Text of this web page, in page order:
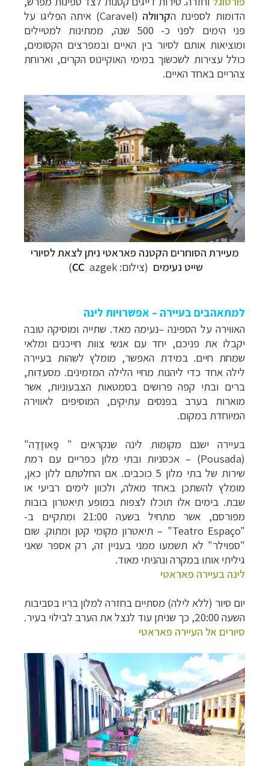
הדומות לספינתהקרוולה (
(Caravel איתה הפליגו על
פני הימים לפני כ- 500 שנה, ממתינות למטיילים
ומוציאות אותם לסיור בין האיים ובמפרצים הקסומים,
כולל עצירות לשכשוך במימי האוקיינוס הקרים, וארוחת
צהריים באחד האיים.
מעיירת הסוחרים הקטנה פאראטי ניתן לצאת לסיורי
שייט נעימים (צילום: CC azgek)
למתאהבים בעיירה – אפשרויות לינה
האווירה על הספינה –נעימה מאד. שתייה ומוסיקה טובה
יקבלו את פניכם, יחד עם אנשי צוות חייכנים ומלאי
שמחת חיים. במידת האפשר, מומלץ לשהות בעיירה
לילה אחד כדי ליהנות מחיי הלילה המזמינים. מסעדות,
ברים ובתי קפה פרושים בסמטאות הצבעוניות, אשר
מוארות בערב בפנסים עתיקים, המוסיפים לאווירה
המיוחדת במקום.
בעיירה ישנם מקומות לינה שנקראים "
פָאוּזָדַה"
(
Pousada) – אכסניות ובתי מלון כפריים עם רמת
שירות של בתי מלון 5 כוכבים. אם החלטתם ללון כאן,
מומלץ להשתכן באחד מאלה, ולכוון לימים רביעי או
שבת. בימים אלו תוכלו לצפות במופע תיאטרון בובות
מפורסם, אשר מתחיל בשעה 21:00 ומתקיים ב-
"Teatro Espaço" – תיאטרון מקומי קטן ומתוק. שום
"ספוילר" לא תשמעו ממני בעניין זה, רק אספר שאני
גיליתי אותו במקרה ונהניתי מאוד.
לינה בעיירה פאראטי
יום סיור (ללא לילה) מסתיים בחזרה למלון בריו בסביבות
השעה 20:00, כך שניתן עוד לנצל את הערב לבילוי בעיר.
סיורים אל העיירה פאראטי